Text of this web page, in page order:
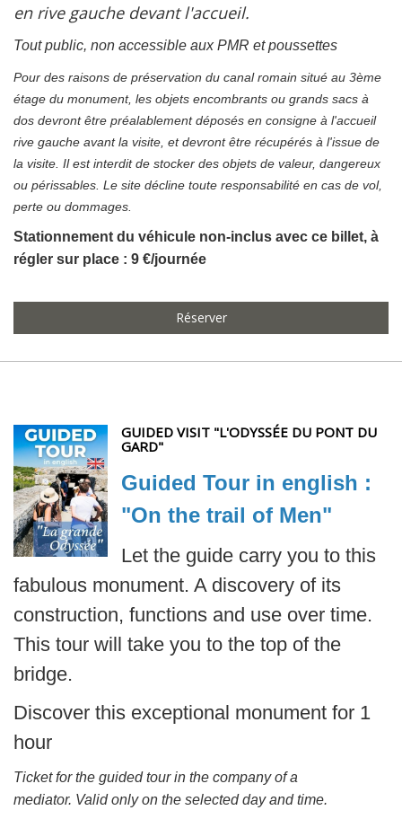
en rive gauche devant l'accueil.
Tout public, non accessible aux PMR et poussettes
Pour des raisons de préservation du canal romain situé au 3ème
étage du monument, les objets encombrants ou grands sacs à
dos devront être préalablement déposés en consigne à l'accueil
rive gauche avant la visite, et devront être récupérés à l'issue de
la visite. Il est interdit de stocker des objets de valeur, dangereux
ou périssables. Le site décline toute responsabilité en cas de vol,
perte ou dommages.
Stationnement du véhicule non-inclus avec ce billet, à
régler sur place : 9 €/journée
Réserver
GUIDED VISIT "L'ODYSSÉE DU PONT DU
GARD"
Guided Tour in english :
"On the trail of Men"
Let the guide carry you to this
fabulous monument. A discovery of its
construction, functions and use over time.
This tour will take you to the top of the
bridge.
Discover this exceptional monument for 1
hour
Ticket for the guided tour in the company of a
mediator. Valid only on the selected day and time.